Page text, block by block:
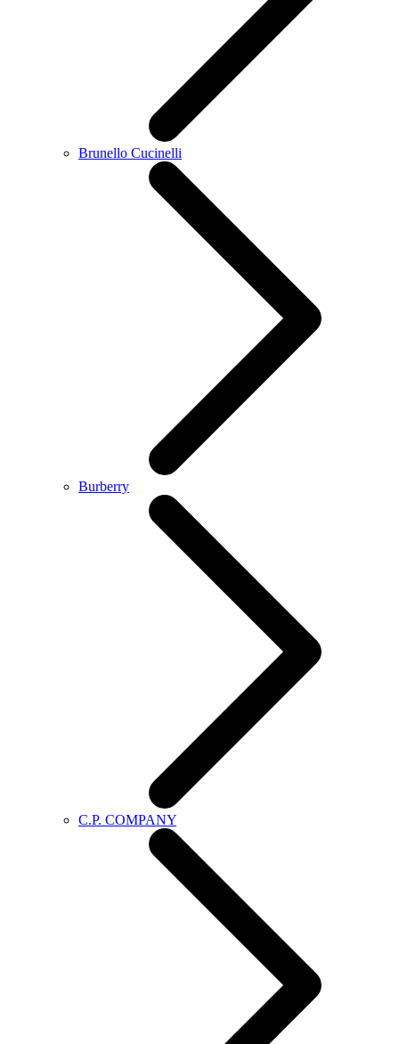
Brunello Cucinelli
Burberry
C.P. COMPANY